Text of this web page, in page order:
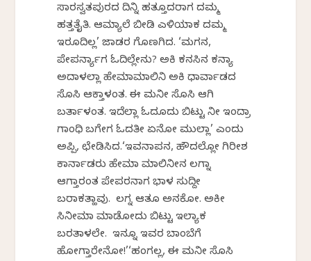
ಸಾರಸ್ವತಪುರದ ದಿನ್ನಿ ಹತ್ತೂದರಾಗ ದಮ್ಮ
ಹತ್ತತೈತಿ. ಆಮ್ಯಾಲೆ ಬೀಡಿ ಎಳಿಯಾಕ ದಮ್ಮ
ಇರೂದಿಲ್ಲ’ ಜಾಡರ ಗೊಣಗಿದ. ‘ಮಗನ,
ಪೇಪರ್ನ್ಯಾಗ ಓದಿಲ್ಲೇನು? ಅಕಿ ಕನಸಿನ ಕನ್ಯಾ
ಅದಾಳಲ್ಲಾ ಹೇಮಾಮಾಲಿನಿ ಅಕಿ ಧಾರ್ವಾಡದ
ಸೊಸಿ ಆಕ್ತಾಳಂತ. ಈ ಮನೀ ಸೊಸಿ ಆಗಿ
ಬರ್ತಾಳಂತ. ಇದೆಲ್ಲಾ ಓದೂದು ಬಿಟ್ಟು ನೀ ಇಂದ್ರಾ
ಗಾಂಧಿ ಬಗೇಗ ಓದತೀ ಏನೋ ಮುಲ್ಲಾ’ ಎಂದು
ಅಪ್ಪಿ, ಛೇಡಿಸಿದ.‘ಇವನಾಪನ, ಹೌದಲ್ಲೋ ಗಿರೀಶ
ಕಾರ್ನಾಡರು ಹೇಮಾ ಮಾಲಿನೀನ ಲಗ್ನಾ
ಆಗ್ತಾರಂತ ಪೇಪರನಾಗ ಭಾಳ ಸುದ್ದೀ
ಬರಾಕತ್ಹಾವು. ಲಗ್ನ ಆತೂ ಅನಕೋ. ಅಕೀ
ಸಿನೀಮಾ ಮಾಡೋದು ಬಿಟ್ಟು ಇಲ್ಯಾಕ
ಬರತಾಳಲೇ. ಇನ್ನೂ ಇವರ ಬಾಂಬೆಗೆ
ಹೋಗ್ತಾರೇನೋ!’‘ಹಂಗಲ್ಲ, ಈ ಮನೀ ಸೊಸಿ